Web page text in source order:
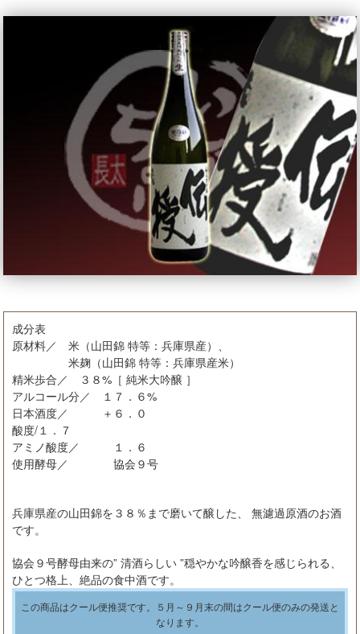
成分表
原材料／ 米（山田錦 特等：兵庫県産）、
米麹（山田錦 特等：兵庫県産米）
精米歩合／ ３８%［ 純米大吟醸 ］
アルコール分／ １７．６%
日本酒度／ ＋６．０
酸度/１．７
アミノ酸度／ １．６
使用酵母／ 協会９号
兵庫県産の山田錦を３８％まで磨いて醸した、 無濾過原酒のお酒
です。
協会９号酵母由来の” 清酒らしい ”穏やかな吟醸香を感じられる、
ひとつ格上、絶品の食中酒です。
この商品はクール便推奨です。５月～９月末の間はクール便のみの発送と
なります。